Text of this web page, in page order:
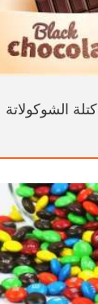
كتلة الشوكولاتة